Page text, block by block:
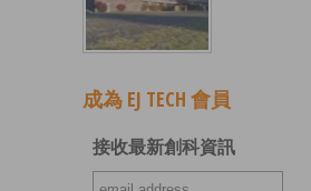
成為 EJ TECH 會員
接收最新創科資訊